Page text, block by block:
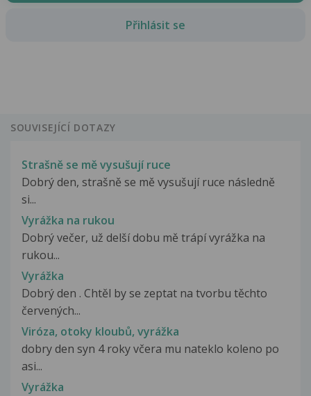
Přihlásit se
SOUVISEJÍCÍ DOTAZY
Strašně se mě vysušují ruce
Dobrý den, strašně se mě vysušují ruce následně
si...
Vyrážka na rukou
Dobrý večer, už delší dobu mě trápí vyrážka na
rukou...
Vyrážka
Dobrý den . Chtěl by se zeptat na tvorbu těchto
červených...
Viróza, otoky kloubů, vyrážka
dobry den syn 4 roky včera mu nateklo koleno po
asi...
Vyrážka